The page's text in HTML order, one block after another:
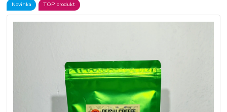
Novinka TOP produkt